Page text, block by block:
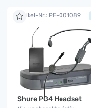
Artikel-Nr.: PE-001089
Shure PG4 Headset